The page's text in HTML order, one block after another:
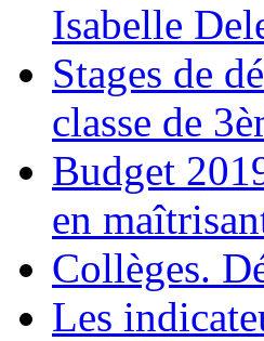
Isabelle
Stages de
classe de
Budget
en
Collèges.
Les